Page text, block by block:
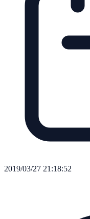
2019/03/27 21:18:52